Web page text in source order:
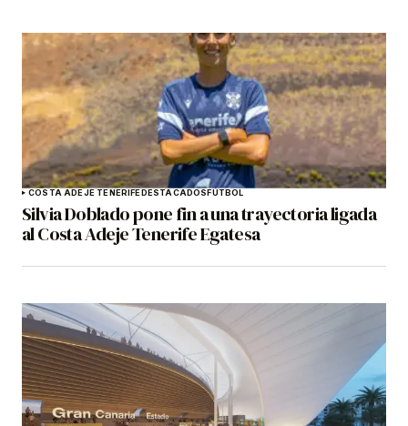
COSTA ADEJE TENERIFEDESTACADOSFÚTBOL
Silvia Doblado pone fin a una trayectoria ligada
al Costa Adeje Tenerife Egatesa